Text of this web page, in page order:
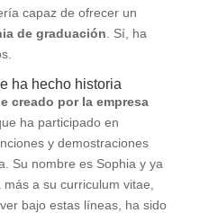
capaz de ofrecer un
de graduación . Sí, ha
ha hecho historia
creado por la empresa
ha participado en
y demostraciones
Su nombre es Sophia y ya
a su curriculum vitae,
bajo estas líneas, ha sido